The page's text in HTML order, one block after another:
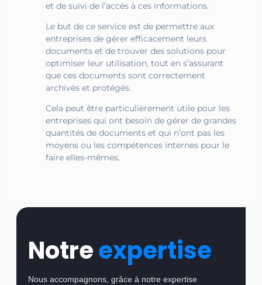
et de suivi de l’accès à ces informations.
Le but de ce service est de permettre aux
entreprises de gérer efficacement leurs
documents et de trouver des solutions pour
optimiser leur utilisation, tout en s’assurant
que ces documents sont correctement
archivés et protégés.
Cela peut être particulièrement utile pour les
entreprises qui ont besoin de gérer de grandes
quantités de documents et qui n’ont pas les
moyens ou les compétences internes pour le
faire elles-mêmes.
Notreexpertise
Nous accompagnons, grâce à notre expertise